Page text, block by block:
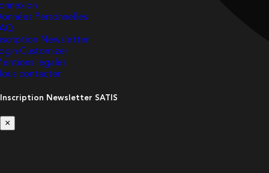
Personnelles
Newsletter
Customizer
légales
contacter
Inscription Newsletter SATIS
×